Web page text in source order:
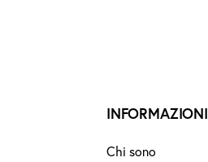
INFORMAZIONI
Chi sono